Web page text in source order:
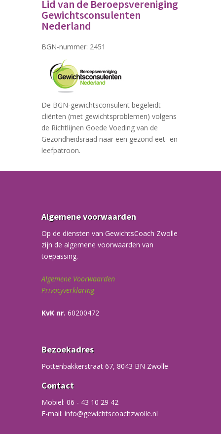
Lid van de Beroepsvereniging
Gewichtsconsulenten
Nederland
BGN-nummer: 2451
De BGN-gewichtsconsulent begeleidt
cliënten (met gewichtsproblemen) volgens
de Richtlijnen Goede Voeding van de
Gezondheidsraad naar een gezond eet- en
leefpatroon.
Algemene voorwaarden
Op de diensten van GewichtsCoach Zwolle
zijn de algemene voorwaarden van
toepassing.
Algemene Voorwaarden
Privacyverklaring
KvK nr. 60200472
Bezoekadres
Pottenbakkerstraat 67, 8043 BN Zwolle
Contact
Mobiel: 06 - 43 10 29 42
E-mail: info@gewichtscoachzwolle.nl